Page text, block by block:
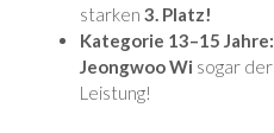
starken 3. Platz!
Kategorie 13–15 Jahre:
Jeongwoo Wi sogar der
Leistung!